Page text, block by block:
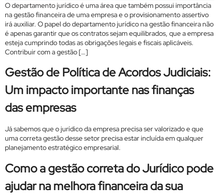
O departamento jurídico é uma área que também possui importância
na gestão financeira de uma empresa e o provisionamento assertivo
irá auxiliar. O papel do departamento jurídico na gestão financeira não
é apenas garantir que os contratos sejam equilibrados, que a empresa
esteja cumprindo todas as obrigações legais e fiscais aplicáveis.
Contribuir com a gestão […]
Gestão de Política de Acordos Judiciais:
Um impacto importante nas finanças
das empresas
Já sabemos que o jurídico da empresa precisa ser valorizado e que
uma correta gestão desse setor precisa estar incluída em qualquer
planejamento estratégico empresarial.
Como a gestão correta do Jurídico pode
ajudar na melhora financeira da sua